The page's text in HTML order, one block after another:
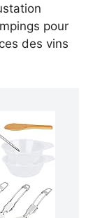
pour
des vins